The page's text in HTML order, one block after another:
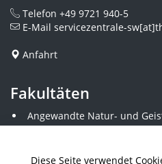
Diese Seite verwendet
Telefon +49 9721 940-5
E-Mail servicezentrale-
Anfahrt
Fakultäten
Angewandte Natur- und
Angewandte
Elektrotechnik